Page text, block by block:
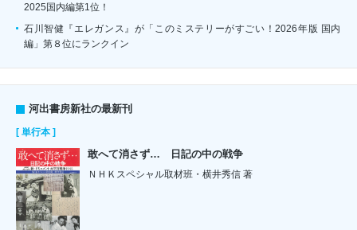
2025国内編第1位！
石川智健『エレガンス』が「このミステリーがすごい！2026年版 国内
編」第８位にランクイン
河出書房新社の最新刊
[ 単行本 ]
敢へて消さず… 日記の中の戦争
ＮＨＫスペシャル取材班・横井秀信 著